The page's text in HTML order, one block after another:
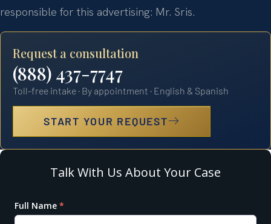
responsible for this advertising: Mr. Sris.
Request a consultation
(888) 437-7747
Toll-free intake · By appointment · English & Spanish
START YOUR REQUEST